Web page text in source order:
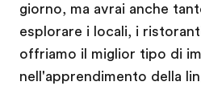
giorno, ma avrai anche
esplorare i locali, i
offriamo il miglior tipo di
nell'apprendimento della